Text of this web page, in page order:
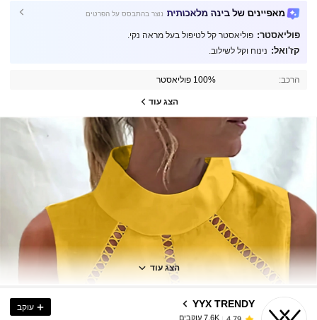
מאפיינים של בינה מלאכותית נוצר בהתבסס על הפרטים
פוליאסטר: פוליאסטר קל לטיפול בעל מראה נקי.
קז'ואל: נינוח וקל לשילוב.
הרכב: 100% פוליאסטר
הצג עוד
הצג עוד
YYX TRENDY
7.6K עוקבים
4.79 7.6K עוקבים
4.79
7.6K עוקבים
עוקב